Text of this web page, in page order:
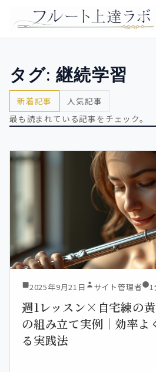
タグ: 継続学習
新着記事
人気記事
最も読まれている記事をチェック。
2025年9月21日 サイト管理者 1
週1レッスン×自宅練の
の組み立て実例｜効率よ
る実践法